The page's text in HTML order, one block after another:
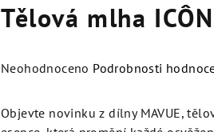
Tělová mlha
Průměrné
produktu
Neohodnoceno Podrobnosti
Objevte novinku z dílny MAVUE,